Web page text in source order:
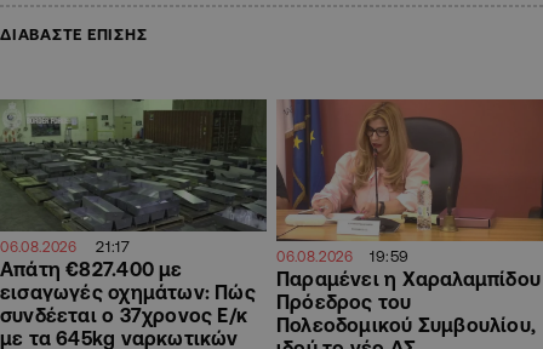
ΔΙΑΒΑΣΤΕ ΕΠΙΣΗΣ
06.08.2026 21:17
Απάτη €827.400 με
εισαγωγές οχημάτων: Πώς
συνδέεται ο 37χρονος Ε/κ
με τα 645kg ναρκωτικών
06.08.2026 19:59
Παραμένει η Χαραλαμπίδου
Πρόεδρος του
Πολεοδομικού Συμβουλίου,